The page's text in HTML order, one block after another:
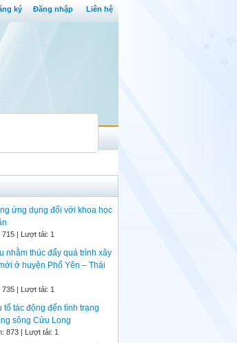
ký Đăng nhập Liên hệ
ứng dụng đối với khoa học
| Lượt tải: 1
nhằm thúc đẩy quá trình xây
ở huyện Phổ Yên – Thái
| Lượt tải: 1
tố tác động đến tình trạng
sông Cửu Long
873 | Lượt tải: 1